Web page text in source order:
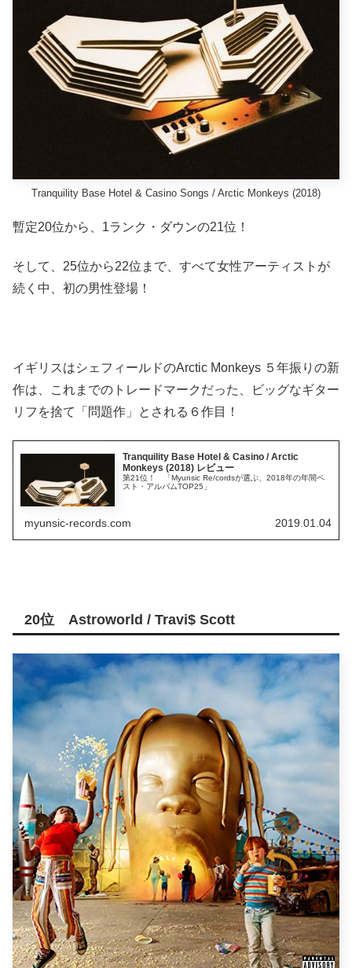
Tranquility Base Hotel & Casino Songs / Arctic Monkeys (2018)
暫定20位から、1ランク・ダウンの21位！
そして、25位から22位まで、すべて女性アーティストが
続く中、初の男性登場！
イギリスはシェフィールドのArctic Monkeys ５年振りの新
作は、これまでのトレードマークだった、ビッグなギター
リフを捨て「問題作」とされる６作目！
Tranquility Base Hotel & Casino / Arctic
Monkeys (2018) レビュー
第21位！ 「Myunsic Re/cordsが選ぶ、2018年の年間ベ
スト・アルバムTOP25」
myunsic-records.com 2019.01.04
20位 Astroworld / Travi$ Scott